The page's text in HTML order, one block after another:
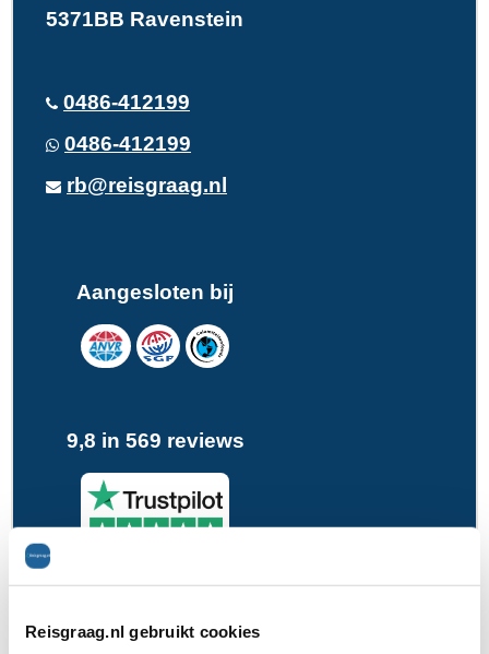
Reisgraag.nl gebruikt cookies
5371BB Ravenstein
0486-412199
0486-412199
rb@reisgraag.nl
Aangesloten bij
9,8 in 569 reviews